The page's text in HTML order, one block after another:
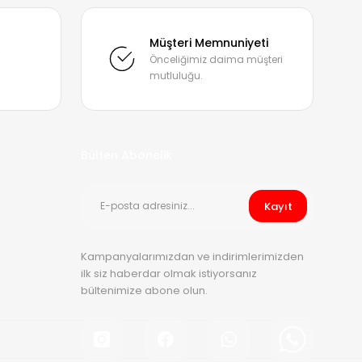
Müşteri Memnuniyeti
Önceliğimiz daima müşteri
mutluluğu.
Kayıt
Kampanyalarımızdan ve indirimlerimizden
ilk siz haberdar olmak istiyorsanız
bültenimize abone olun.